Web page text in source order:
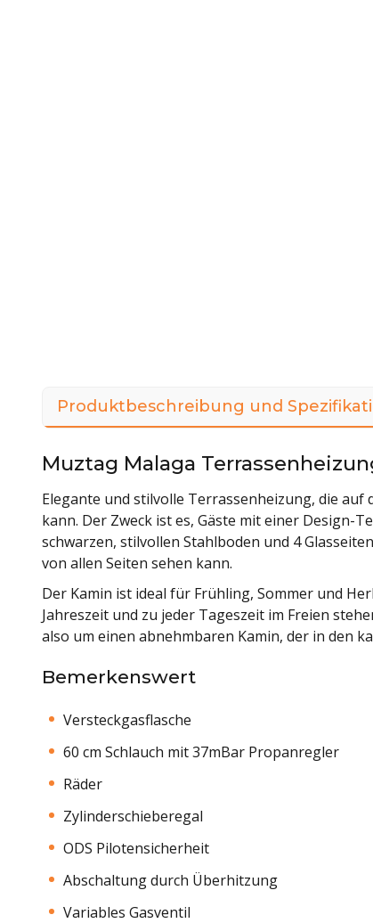
Produktbeschreibung und
Muztag Malaga
Elegante und stilvolle Terrassenheizung, die
kann. Der Zweck ist es, Gäste mit einer Design-
schwarzen, stilvollen Stahlboden und 4
von allen Seiten sehen kann.
Der Kamin ist ideal für Frühling, Sommer und
Jahreszeit und zu jeder Tageszeit im Freien
also um einen abnehmbaren Kamin, der in den
Bemerkenswert
Versteckgasflasche
60 cm Schlauch mit 37mBar Propanregler
Räder
Zylinderschieberegal
ODS Pilotensicherheit
Abschaltung durch Überhitzung
Variables Gasventil